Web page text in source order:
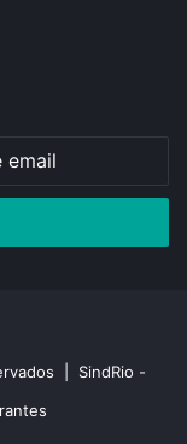
| SindRio -